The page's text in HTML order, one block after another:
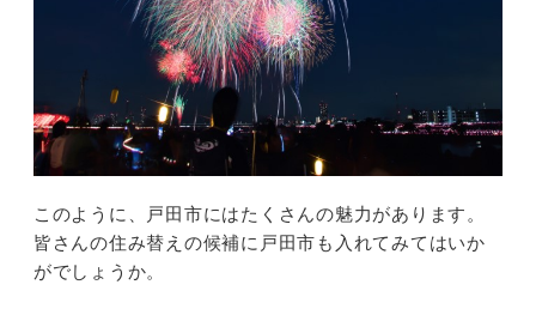
このように、戸田市にはたくさんの魅力があります。
皆さんの住み替えの候補に戸田市も入れてみてはいか
がでしょうか。